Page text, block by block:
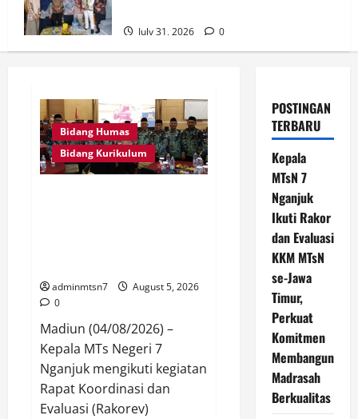
July 31, 2026 0
Bidang Humas
Bidang Kurikulum
adminmtsn7
August 5, 2026
0
Madiun (04/08/2026) –
Kepala MTs Negeri 7
Nganjuk mengikuti kegiatan
Rapat Koordinasi dan
Evaluasi (Rakorev)
POSTINGAN
TERBARU
Kepala
MTsN 7
Nganjuk
Ikuti Rakor
dan Evaluasi
KKM MTsN
se-Jawa
Timur,
Perkuat
Komitmen
Membangun
Madrasah
Berkualitas